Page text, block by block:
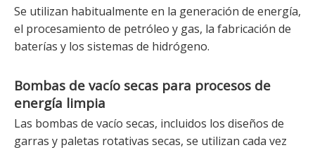
Se utilizan habitualmente en la generación de energía,
el procesamiento de petróleo y gas, la fabricación de
baterías y los sistemas de hidrógeno.
Bombas de vacío secas para procesos de
energía limpia
Las bombas de vacío secas, incluidos los diseños de
garras y paletas rotativas secas, se utilizan cada vez